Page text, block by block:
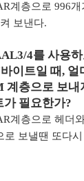
계층으로 996개
보낸다.
4를 사용
바이트일 때, 얼
계층으로 보내
가 필요한가?
계층으로 헤더
로 보낼땐 또다